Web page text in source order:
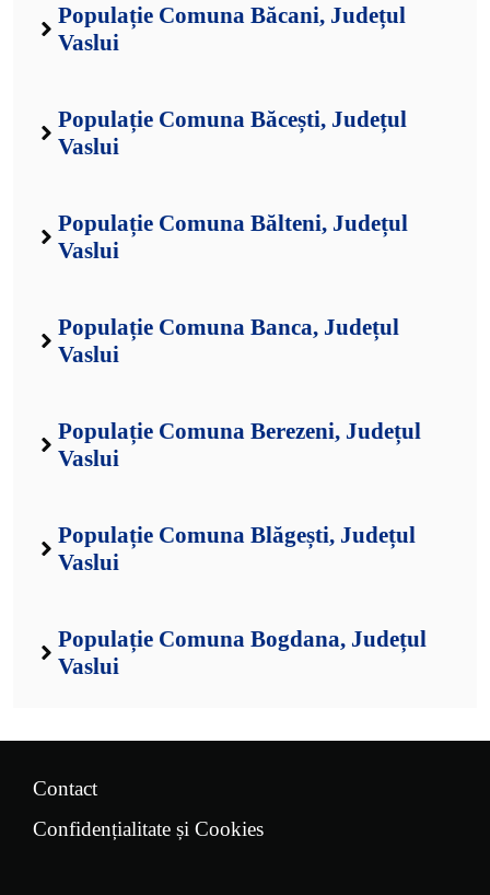
Populație Comuna Băcani, Județul
Vaslui
Populație Comuna Băcești, Județul
Vaslui
Populație Comuna Bălteni, Județul
Vaslui
Populație Comuna Banca, Județul
Vaslui
Populație Comuna Berezeni, Județul
Vaslui
Populație Comuna Blăgești, Județul
Vaslui
Populație Comuna Bogdana, Județul
Vaslui
Contact
Confidențialitate și Cookies